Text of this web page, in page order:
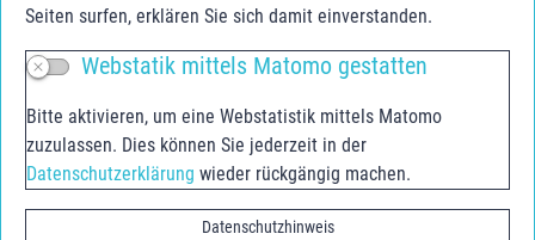
Seiten surfen, erklären Sie sich damit einverstanden.
Webstatik mittels Matomo gestatten
Bitte aktivieren, um eine Webstatistik mittels Matomo
zuzulassen. Dies können Sie jederzeit in der
Datenschutzerklärung wieder rückgängig machen.
Datenschutzhinweis
Social Media
Facebook
Instagram
Youtube
Youtube Agentur für Arbeit